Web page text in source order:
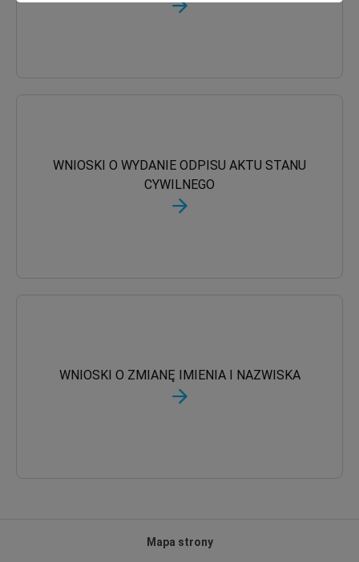
WNIOSKI O WYDANIE ODPISU AKTU STANU
CYWILNEGO
WNIOSKI O ZMIANĘ IMIENIA I NAZWISKA
Mapa strony